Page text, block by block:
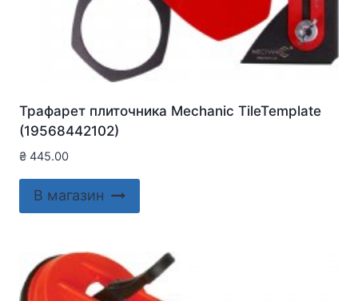
Трафарет плиточника Mechanic TileTemplate
(19568442102)
₴ 445.00
В магазин